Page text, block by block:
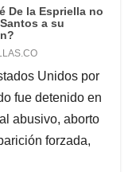
Unidos por
fue detenido en
abusivo, aborto
forzada,